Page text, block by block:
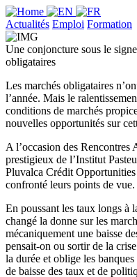
Actualités Emploi Formation
Une conjoncture sous le
obligataires
Les marchés obligataires
l’année. Mais le
conditions de marchés
nouvelles opportunités sur
A l’occasion des Rencontres
prestigieux de l’Institut
Pluvalca Crédit
confronté leurs points de vue.
En poussant les taux longs à
changé la donne sur les
mécaniquement une baisse
pensait-on ou sortir de la
la durée et oblige les
de baisse des taux et de